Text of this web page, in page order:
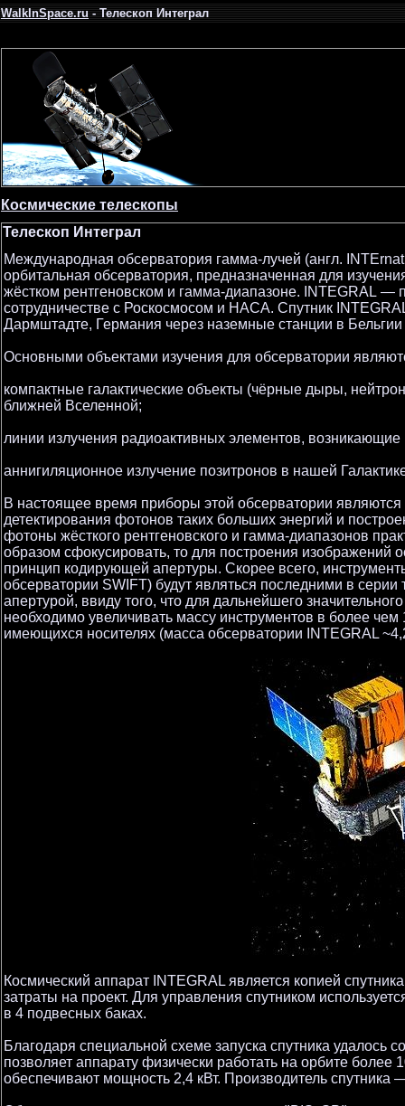
WalkInSpace.ru- Телескоп Интеграл
Космические телескопы
Телескоп Интеграл
Международная обсерватория гамма-лучей (англ.
орбитальная обсерватория, предназначенная для
жёстком рентгеновском и гамма-диапазоне. INTEGRAL —
сотрудничестве с Роскосмосом и НАСА. Спутник
Дармштадте, Германия через наземные станции в
Основными объектами изучения для обсерватории
компактные галактические объекты (чёрные дыры,
ближней Вселенной;
линии излучения радиоактивных элементов, возникающие
аннигиляционное излучение позитронов в нашей
В настоящее время приборы этой обсерватории
детектирования фотонов таких больших энергий и
фотоны жёсткого рентгеновского и гамма-диапазонов
образом сфокусировать, то для построения изображений
принцип кодирующей апертуры. Скорее всего,
обсерватории SWIFT) будут являться последними в
апертурой, ввиду того, что для дальнейшего
необходимо увеличивать массу инструментов в более
имеющихся носителях (масса обсерватории INTEGRAL
Космический аппарат INTEGRAL является копией
затраты на проект. Для управления спутником
в 4 подвесных баках.
Благодаря специальной схеме запуска спутника удалось
позволяет аппарату физически работать на орбите
обеспечивают мощность 2,4 кВт. Производитель